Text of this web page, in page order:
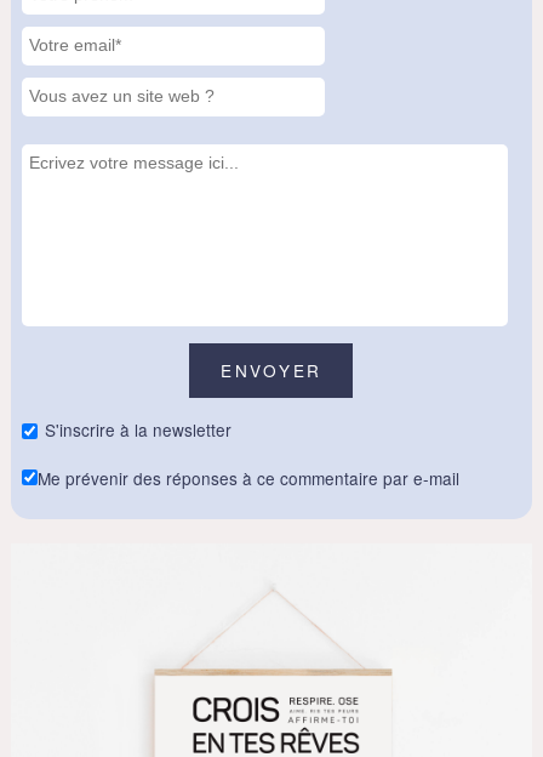
S'inscrire à la newsletter
Me prévenir des réponses à ce commentaire par e-mail